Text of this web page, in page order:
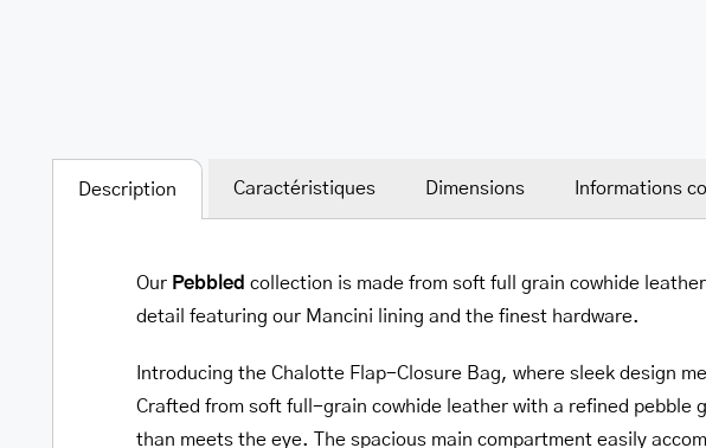
Description Caractéristiques Dimensions Informations
Our Pebbled collection is made from soft full grain cowhide
detail featuring our Mancini lining and the finest hardware.
Introducing the Chalotte Flap-Closure Bag, where sleek design
Crafted from soft full-grain cowhide leather with a refined pebble
than meets the eye. The spacious main compartment easily